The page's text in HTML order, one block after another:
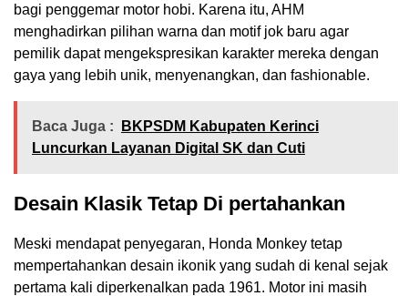
bagi penggemar motor hobi. Karena itu, AHM
menghadirkan pilihan warna dan motif jok baru agar
pemilik dapat mengekspresikan karakter mereka dengan
gaya yang lebih unik, menyenangkan, dan fashionable.
Baca Juga :
BKPSDM Kabupaten Kerinci
Luncurkan Layanan Digital SK dan Cuti
Desain Klasik Tetap Di pertahankan
Meski mendapat penyegaran, Honda Monkey tetap
mempertahankan desain ikonik yang sudah di kenal sejak
pertama kali diperkenalkan pada 1961. Motor ini masih